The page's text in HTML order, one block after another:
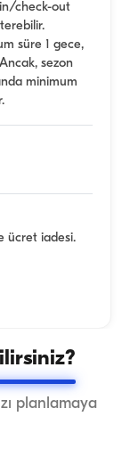
check-out
süre 1 gece,
sezon
minimum
ücret iadesi.
planlamaya